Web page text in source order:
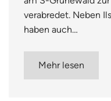
verabredet. Neben
haben auch…
Mehr lesen